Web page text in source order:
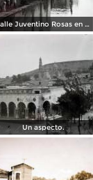
Calle Juventino Rosas en la Inundacion del 3 de Octubre de 1958 La Piedad, Michoacán
Un aspecto.